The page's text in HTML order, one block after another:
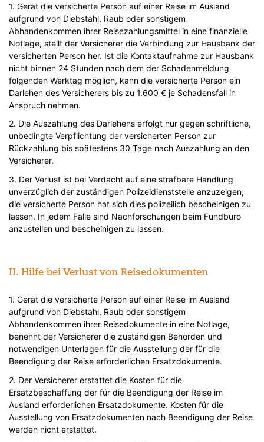
1. Gerät die versicherte Person auf einer Reise im Ausland
aufgrund von Diebstahl, Raub oder sonstigem
Abhandenkommen ihrer Reisezahlungsmittel in eine finanzielle
Notlage, stellt der Versicherer die Verbindung zur Hausbank der
versicherten Person her. Ist die Kontaktaufnahme zur Hausbank
nicht binnen 24 Stunden nach dem der Schadenmeldung
folgenden Werktag möglich, kann die versicherte Person ein
Darlehen des Versicherers bis zu 1.600 € je Schadensfall in
Anspruch nehmen.
2. Die Auszahlung des Darlehens erfolgt nur gegen schriftliche,
unbedingte Verpflichtung der versicherten Person zur
Rückzahlung bis spätestens 30 Tage nach Auszahlung an den
Versicherer.
3. Der Verlust ist bei Verdacht auf eine strafbare Handlung
unverzüglich der zuständigen Polizeidienststelle anzuzeigen;
die versicherte Person hat sich dies polizeilich bescheinigen zu
lassen. In jedem Falle sind Nachforschungen beim Fundbüro
anzustellen und bescheinigen zu lassen.
II. Hilfe bei Verlust von Reisedokumenten
1. Gerät die versicherte Person auf einer Reise im Ausland
aufgrund von Diebstahl, Raub oder sonstigem
Abhandenkommen ihrer Reisedokumente in eine Notlage,
benennt der Versicherer die zuständigen Behörden und
notwendigen Unterlagen für die Ausstellung der für die
Beendigung der Reise erforderlichen Ersatzdokumente.
2. Der Versicherer erstattet die Kosten für die
Ersatzbeschaffung der für die Beendigung der Reise im
Ausland erforderlichen Ersatzdokumente. Kosten für die
Ausstellung von Ersatzdokumenten nach Beendigung der Reise
werden nicht erstattet.